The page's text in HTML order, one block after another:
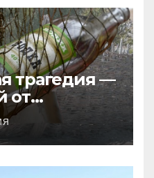
трагедия —
от